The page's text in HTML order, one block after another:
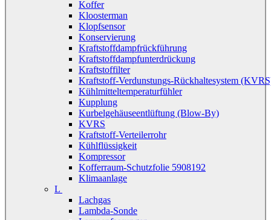
Koffer
Kloosterman
Klopfsensor
Konservierung
Kraftstoffdampfrückführung
Kraftstoffdampfunterdrückung
Kraftstoffilter
Kraftstoff-Verdunstungs-Rückhaltesystem
Kühlmitteltemperaturfühler
Kupplung
Kurbelgehäuseentlüftung (Blow-By)
KVRS
Kraftstoff-Verteilerrohr
Kühlflüssigkeit
Kompressor
Kofferraum-Schutzfolie 5908192
Klimaanlage
L
Lachgas
Lambda-Sonde